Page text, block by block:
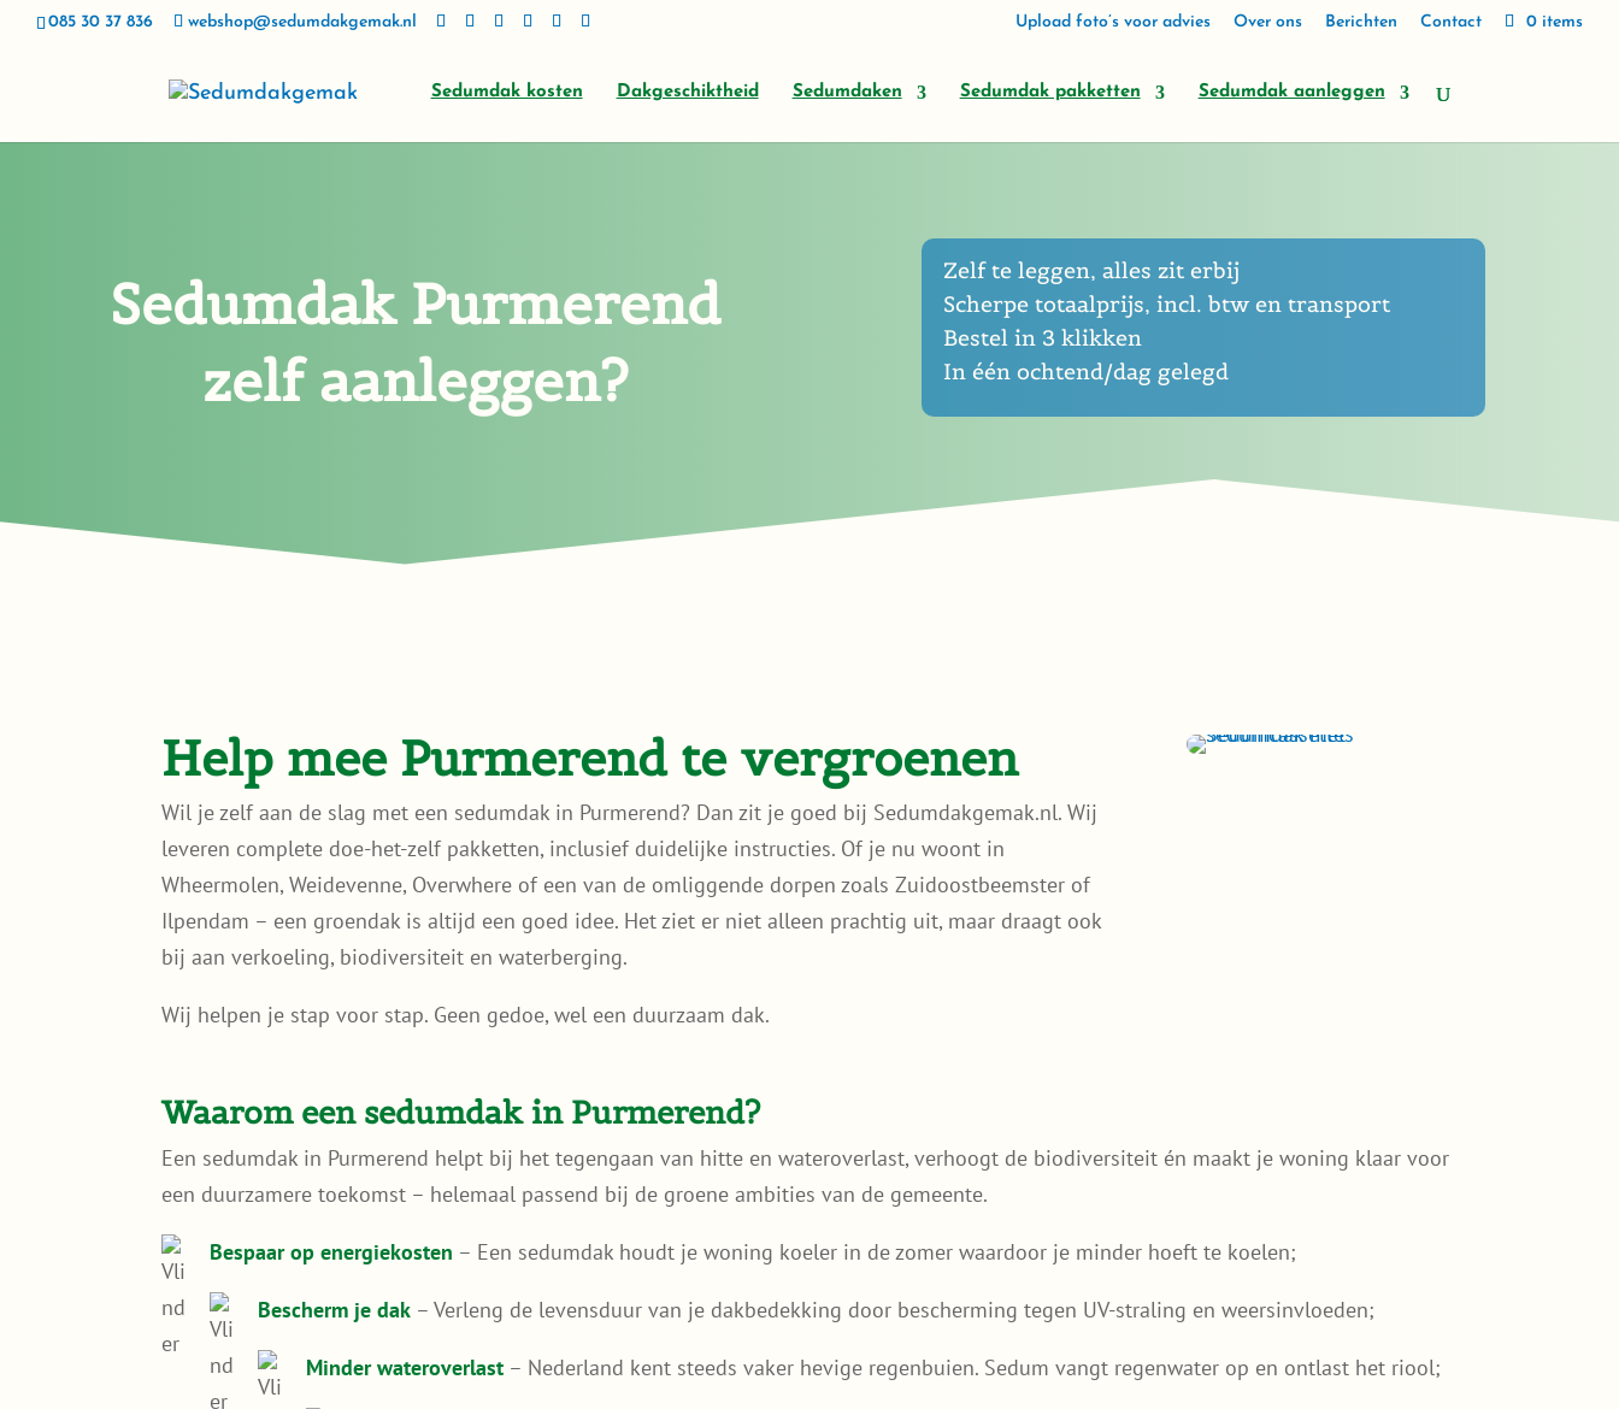
085 30 37 836 webshop@sedumdakgemak.nl Upload foto’s voor advies Over ons Berichten Contact 0 items
Sedumdak kosten Dakgeschiktheid Sedumdaken Sedumdak pakketten Sedumdak aanleggen
Sedumdak Purmerend
zelf aanleggen?
Zelf te leggen, alles zit erbij
Scherpe totaalprijs, incl. btw en transport
Bestel in 3 klikken
In één ochtend/dag gelegd
Help mee Purmerend te vergroenen
Wil je zelf aan de slag met een sedumdak in Purmerend? Dan zit je goed bij Sedumdakgemak.nl. Wij
leveren complete doe-het-zelf pakketten, inclusief duidelijke instructies. Of je nu woont in
Wheermolen, Weidevenne, Overwhere of een van de omliggende dorpen zoals Zuidoostbeemster of
Ilpendam – een groendak is altijd een goed idee. Het ziet er niet alleen prachtig uit, maar draagt ook
bij aan verkoeling, biodiversiteit en waterberging.
Wij helpen je stap voor stap. Geen gedoe, wel een duurzaam dak.
Waarom een sedumdak in Purmerend?
Een sedumdak in Purmerend helpt bij het tegengaan van hitte en wateroverlast, verhoogt de biodiversiteit én maakt je woning klaar voor
een duurzamere toekomst – helemaal passend bij de groene ambities van de gemeente.
Bespaar op energiekosten – Een sedumdak houdt je woning koeler in de zomer waardoor je minder hoeft te koelen;
Bescherm je dak – Verleng de levensduur van je dakbedekking door bescherming tegen UV-straling en weersinvloeden;
Minder wateroverlast – Nederland kent steeds vaker hevige regenbuien. Sedum vangt regenwater op en ontlast het riool;